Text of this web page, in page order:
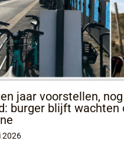
jaar voorstellen,
burger blijft wachten
2026